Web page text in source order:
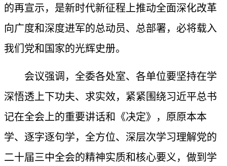
的再宣示，是新时代新征程上推动全面深化改革
向广度和深度进军的总动员、总部署，必将载入
我们党和国家的光辉史册。
会议强调，全委各处室、各单位要坚持在学
深悟透上下功夫、求实效，紧紧围绕习近平总书
记在全会上的重要讲话和《决定》，原原本本
学、逐字逐句学，全方位、深层次学习理解党的
二十届三中全会的精神实质和核心要义，做到学